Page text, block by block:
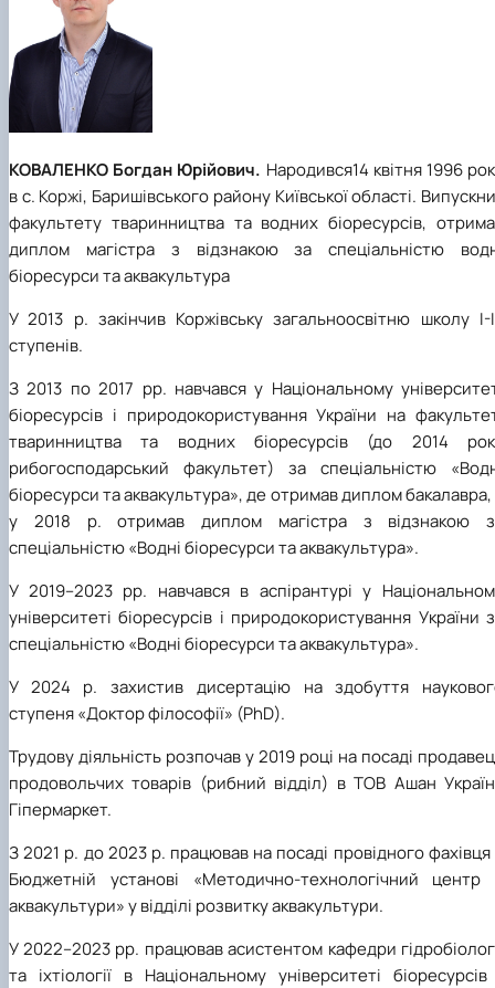
КОВАЛЕНКО Богдан Юрійович. Народився14 квітня 1996
в с. Коржі, Баришівського району Київської області.
факультету тваринництва та водних біоресурсів,
диплом магістра з відзнакою за спеціальністю
біоресурси та аквакультура
У 2013 р. закінчив Коржівську загальноосвітню школу І-
ступенів.
З 2013 по 2017 рр. навчався у Національному
біоресурсів і природокористування України на
тваринництва та водних біоресурсів (до 2014
рибогосподарський факультет) за спеціальністю
біоресурси та аквакультура», де отримав диплом бакалавра,
у 2018 р. отримав диплом магістра з відзнакою
спеціальністю «Водні біоресурси та аквакультура».
У 2019–2023 рр. навчався в аспірантурі у
університеті біоресурсів і природокористування України
спеціальністю «Водні біоресурси та аквакультура».
У 2024 р. захистив дисертацію на здобуття
ступеня «Доктор філософії» (PhD).
Трудову діяльність розпочав у 2019 році на посаді
продовольчих товарів (рибний відділ) в ТОВ Ашан
Гіпермаркет.
З 2021 р. до 2023 р. працював на посаді провідного фахівця
Бюджетній установі «Методично-технологічний центр
аквакультури» у відділі розвитку аквакультури.
У 2022–2023 рр. працював асистентом кафедри
та іхтіології в Національному університеті біоресурсів